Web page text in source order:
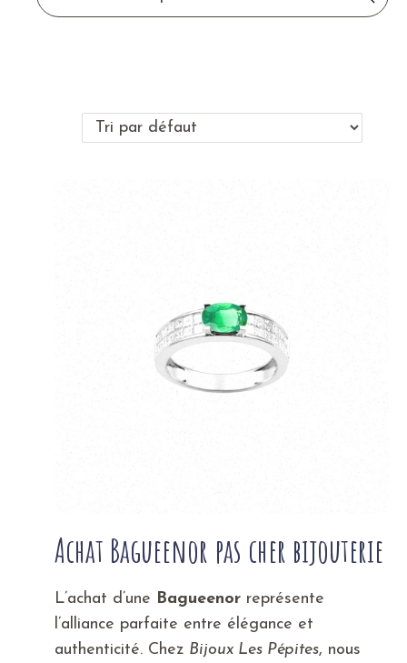
rche
Achat Bagueenor pas cher bijouterie
L’achat d’une Bagueenor représente
l’alliance parfaite entre élégance et
authenticité. Chez Bijoux Les Pépites, nous